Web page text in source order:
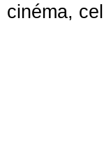
cinéma,